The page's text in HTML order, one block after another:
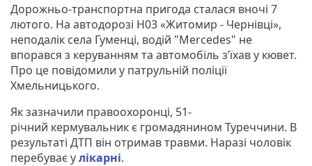
Дорожньо-транспортна пригода сталася вночі 7
лютого. На автодорозі Н03 «Житомир - Чернівці»,
неподалік села Гуменці, водій "Mercedes" не
впорався з керуванням та автомобіль з’їхав у кювет.
Про це повідомили у патрульній поліції
Хмельницького.
Як зазначили правоохоронці, 51-
річний кермувальник є громадянином Туреччини. В
результаті ДТП він отримав травми. Наразі чоловік
перебуває улікарні.